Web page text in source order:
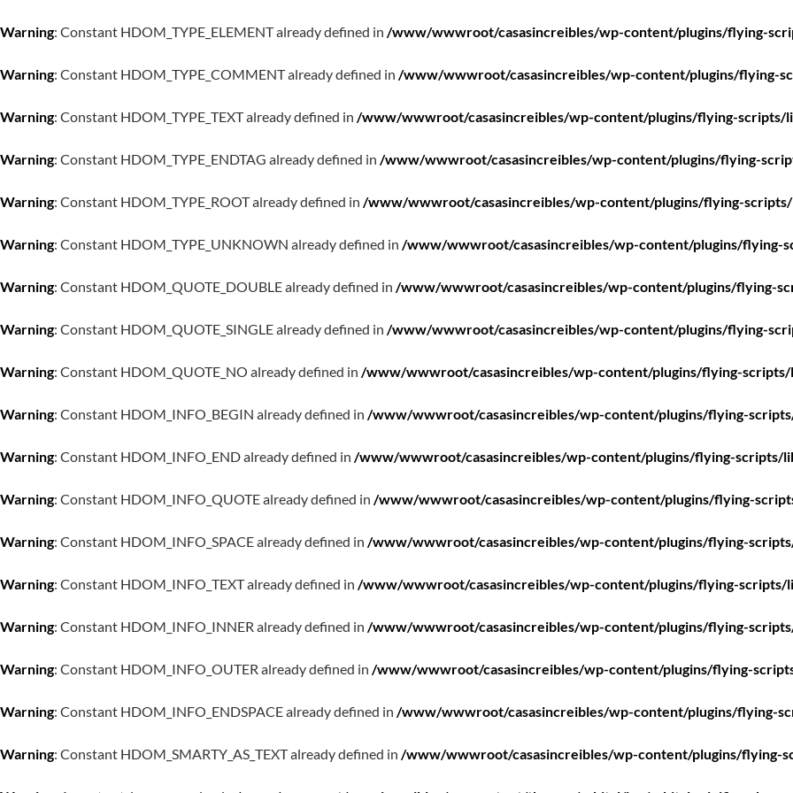
Warning: Constant HDOM_TYPE_ELEMENT already defined in /www/wwwroot/casasincreibles/wp-content/plugins/flying-
Warning: Constant HDOM_TYPE_COMMENT already defined in /www/wwwroot/casasincreibles/wp-content/plugins/flying-
Warning: Constant HDOM_TYPE_TEXT already defined in /www/wwwroot/casasincreibles/wp-content/plugins/flying-scripts/
Warning: Constant HDOM_TYPE_ENDTAG already defined in /www/wwwroot/casasincreibles/wp-content/plugins/flying-
Warning: Constant HDOM_TYPE_ROOT already defined in /www/wwwroot/casasincreibles/wp-content/plugins/flying-
Warning: Constant HDOM_TYPE_UNKNOWN already defined in /www/wwwroot/casasincreibles/wp-content/plugins/flying-
Warning: Constant HDOM_QUOTE_DOUBLE already defined in /www/wwwroot/casasincreibles/wp-content/plugins/flying-
Warning: Constant HDOM_QUOTE_SINGLE already defined in /www/wwwroot/casasincreibles/wp-content/plugins/flying-
Warning: Constant HDOM_QUOTE_NO already defined in /www/wwwroot/casasincreibles/wp-content/plugins/flying-scripts/
Warning: Constant HDOM_INFO_BEGIN already defined in /www/wwwroot/casasincreibles/wp-content/plugins/flying-
Warning: Constant HDOM_INFO_END already defined in /www/wwwroot/casasincreibles/wp-content/plugins/flying-scripts/
Warning: Constant HDOM_INFO_QUOTE already defined in /www/wwwroot/casasincreibles/wp-content/plugins/flying-
Warning: Constant HDOM_INFO_SPACE already defined in /www/wwwroot/casasincreibles/wp-content/plugins/flying-
Warning: Constant HDOM_INFO_TEXT already defined in /www/wwwroot/casasincreibles/wp-content/plugins/flying-scripts/
Warning: Constant HDOM_INFO_INNER already defined in /www/wwwroot/casasincreibles/wp-content/plugins/flying-
Warning: Constant HDOM_INFO_OUTER already defined in /www/wwwroot/casasincreibles/wp-content/plugins/flying-
Warning: Constant HDOM_INFO_ENDSPACE already defined in /www/wwwroot/casasincreibles/wp-content/plugins/flying-
Warning: Constant HDOM_SMARTY_AS_TEXT already defined in /www/wwwroot/casasincreibles/wp-content/plugins/flying-